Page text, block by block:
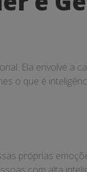
Ela envolve a
o que é
próprias